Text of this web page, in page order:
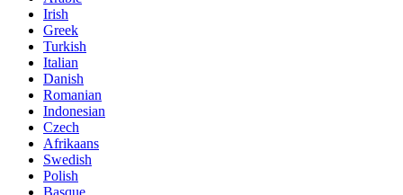
Irish
Greek
Turkish
Italian
Danish
Romanian
Indonesian
Czech
Afrikaans
Swedish
Polish
Basque